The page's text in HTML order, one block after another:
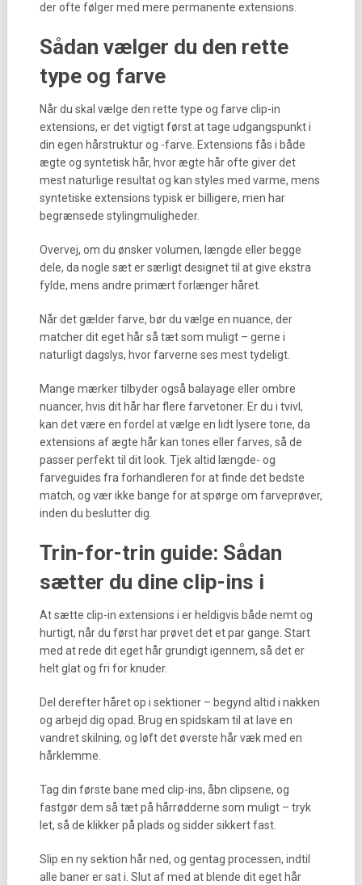
der ofte følger med mere permanente extensions.
Sådan vælger du den rette
type og farve
Når du skal vælge den rette type og farve clip-in
extensions, er det vigtigt først at tage udgangspunkt i
din egen hårstruktur og -farve. Extensions fås i både
ægte og syntetisk hår, hvor ægte hår ofte giver det
mest naturlige resultat og kan styles med varme, mens
syntetiske extensions typisk er billigere, men har
begrænsede stylingmuligheder.
Overvej, om du ønsker volumen, længde eller begge
dele, da nogle sæt er særligt designet til at give ekstra
fylde, mens andre primært forlænger håret.
Når det gælder farve, bør du vælge en nuance, der
matcher dit eget hår så tæt som muligt – gerne i
naturligt dagslys, hvor farverne ses mest tydeligt.
Mange mærker tilbyder også balayage eller ombre
nuancer, hvis dit hår har flere farvetoner. Er du i tvivl,
kan det være en fordel at vælge en lidt lysere tone, da
extensions af ægte hår kan tones eller farves, så de
passer perfekt til dit look. Tjek altid længde- og
farveguides fra forhandleren for at finde det bedste
match, og vær ikke bange for at spørge om farveprøver,
inden du beslutter dig.
Trin-for-trin guide: Sådan
sætter du dine clip-ins i
At sætte clip-in extensions i er heldigvis både nemt og
hurtigt, når du først har prøvet det et par gange. Start
med at rede dit eget hår grundigt igennem, så det er
helt glat og fri for knuder.
Del derefter håret op i sektioner – begynd altid i nakken
og arbejd dig opad. Brug en spidskam til at lave en
vandret skilning, og løft det øverste hår væk med en
hårklemme.
Tag din første bane med clip-ins, åbn clipsene, og
fastgør dem så tæt på hårrødderne som muligt – tryk
let, så de klikker på plads og sidder sikkert fast.
Slip en ny sektion hår ned, og gentag processen, indtil
alle baner er sat i. Slut af med at blende dit eget hår